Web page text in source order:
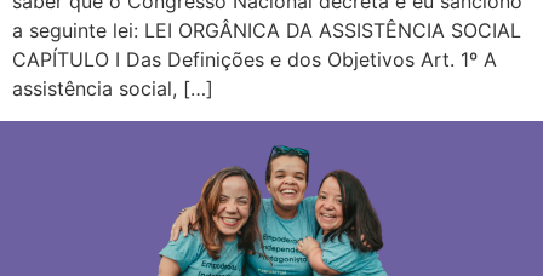
a seguinte lei: LEI ORGÂNICA DA ASSISTÊNCIA SOCIAL
CAPÍTULO I Das Definições e dos Objetivos Art. 1º A
assistência social, […]